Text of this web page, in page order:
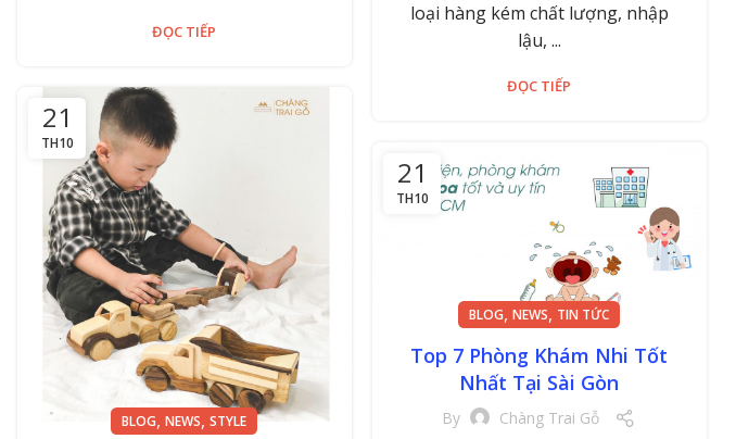
ĐỌC TIẾP
loại hàng kém chất lượng, nhập
lậu, ...
ĐỌC TIẾP
21
TH10
BLOG,NEWS,STYLE
21
TH10
BLOG,NEWS, TIN TỨC
Top 7 Phòng Khám Nhi Tốt
Nhất Tại Sài Gòn
By Chàng Trai Gỗ